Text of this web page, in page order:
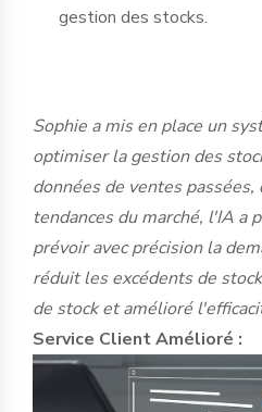
gestion des stocks.
Sophie a mis en place un
optimiser la gestion des
données de ventes
tendances du marché, l'IA a
prévoir avec précision la
réduit les excédents de
de stock et amélioré
Service Client Amélioré :